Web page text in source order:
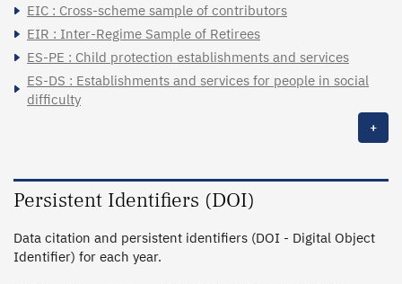
EIC : Cross-scheme sample of contributors
EIR : Inter-Regime Sample of Retirees
ES-PE : Child protection establishments and services
ES-DS : Establishments and services for people in social
difficulty
+
Persistent Identifiers (DOI)
Data citation and persistent identifiers (DOI - Digital Object
Identifier) for each year.